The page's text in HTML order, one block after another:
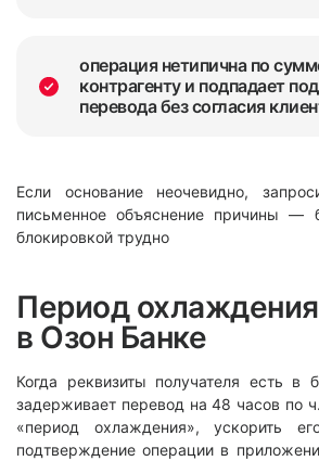
операция нетипична по
контрагенту и подпадает
перевода без согласия
Если основание неочевидно,
письменное объяснение причины —
блокировкой трудно
Период
в Озон Банке
Когда реквизиты получателя есть в
задерживает перевод на 48 часов по
«период охлаждения», ускорить
подтверждение операции в